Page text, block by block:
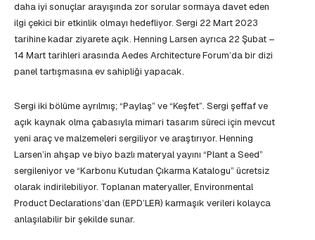
daha iyi sonuçlar arayışında zor sorular sormaya davet eden
ilgi çekici bir etkinlik olmayı hedefliyor. Sergi 22 Mart 2023
tarihine kadar ziyarete açık. Henning Larsen ayrıca 22 Şubat –
14 Mart tarihleri arasında Aedes Architecture Forum’da bir dizi
panel tartışmasına ev sahipliği yapacak.
Sergi iki bölüme ayrılmış; “Paylaş” ve “Keşfet”. Sergi şeffaf ve
açık kaynak olma çabasıyla mimari tasarım süreci için mevcut
yeni araç ve malzemeleri sergiliyor ve araştırıyor. Henning
Larsen’in ahşap ve biyo bazlı materyal yayını “Plant a Seed”
sergileniyor ve “Karbonu Kutudan Çıkarma Katalogu” ücretsiz
olarak indirilebiliyor. Toplanan materyaller, Environmental
Product Declarations’dan (EPD’LER) karmaşık verileri kolayca
anlaşılabilir bir şekilde sunar.